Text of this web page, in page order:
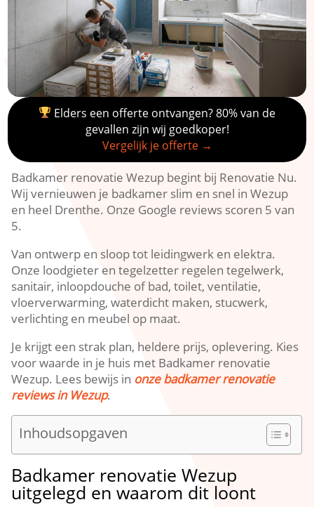
Elders een offerte ontvangen? 80% van de
gevallen zijn wij goedkoper!
Vergelijk je offerte →
Badkamer renovatie Wezup begint bij Renovatie Nu.
Wij vernieuwen je badkamer slim en snel in Wezup
en heel Drenthe. Onze Google reviews scoren 5 van
5.
Van ontwerp en sloop tot leidingwerk en elektra.
Onze loodgieter en tegelzetter regelen tegelwerk,
sanitair, inloopdouche of bad, toilet, ventilatie,
vloerverwarming, waterdicht maken, stucwerk,
verlichting en meubel op maat.
Je krijgt een strak plan, heldere prijs, oplevering. Kies
voor waarde in je huis met Badkamer renovatie
Wezup. Lees bewijs in onze badkamer renovatie
reviews in Wezup.
Inhoudsopgaven
Badkamer renovatie Wezup
uitgelegd en waarom dit loont